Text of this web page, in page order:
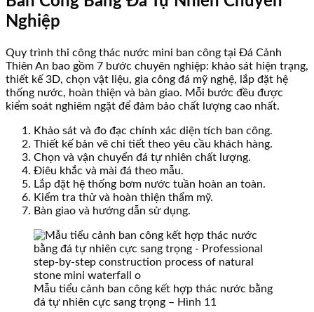
Nghiệp
Quy trình thi công thác nước mini ban công tại Đá Cảnh
Thiên An bao gồm 7 bước chuyên nghiệp: khảo sát hiện trạng,
thiết kế 3D, chọn vật liệu, gia công đá mỹ nghệ, lắp đặt hệ
thống nước, hoàn thiện và bàn giao. Mỗi bước đều được
kiểm soát nghiêm ngặt để đảm bảo chất lượng cao nhất.
Khảo sát và đo đạc chính xác diện tích ban công.
Thiết kế bản vẽ chi tiết theo yêu cầu khách hàng.
Chọn và vận chuyển đá tự nhiên chất lượng.
Điêu khắc và mài đá theo mẫu.
Lắp đặt hệ thống bơm nước tuần hoàn an toàn.
Kiểm tra thử và hoàn thiện thẩm mỹ.
Bàn giao và hướng dẫn sử dụng.
Mẫu tiểu cảnh ban công kết hợp thác nước bằng
đá tự nhiên cực sang trọng – Hình 11